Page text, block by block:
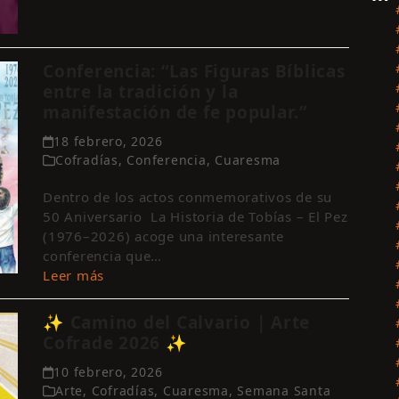
18 febrero, 2026
Cofradías, Conferencia, Cuaresma
Dentro de los actos conmemorativos de su
50 Aniversario La Historia de Tobías – El Pez
(1976–2026) acoge una interesante
conferencia que…
Leer más
✨ Camino del Calvario | Arte
Cofrade 2026 ✨
10 febrero, 2026
Arte, Cofradías, Cuaresma, Semana Santa